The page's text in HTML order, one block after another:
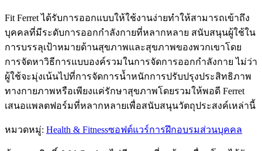
Fit Ferret ได้รับการออกแบบให้ใช้งานง่ายทำให้สามารถเข้าถึง
บุคคลที่มีระดับการออกกำลังกายที่หลากหลาย สนับสนุนผู้ใช้ใน
การบรรลุเป้าหมายด้านสุขภาพและสุขภาพของพวกเขาโดย
การจัดหาวิธีการแบบองค์รวมในการจัดการออกกำลังกาย ไม่ว่า
ผู้ใช้จะมุ่งเน้นไปที่การจัดการน้ำหนักการปรับปรุงประสิทธิภาพ
ทางกายภาพหรือเพียงแค่รักษาสุขภาพโดยรวมให้พอดี Ferret
เสนอแพลตฟอร์มที่หลากหลายเพื่อสนับสนุนวัตถุประสงค์เหล่านี้
หมวดหมู่: Health & Fitnessซอฟต์แวร์การฝึกอบรมส่วนบุคคล